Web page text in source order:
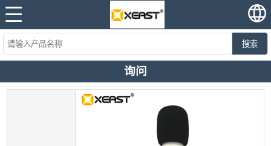
搜索
询问